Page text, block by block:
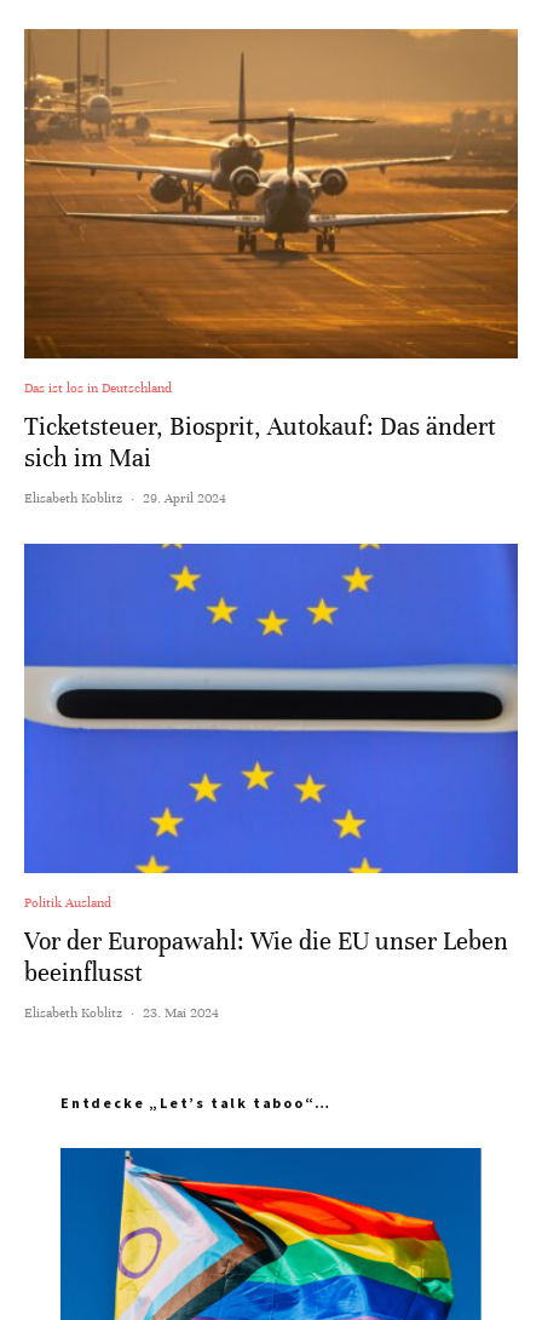
Das ist los in Deutschland
Ticketsteuer, Biosprit, Autokauf: Das ändert
sich im Mai
Elisabeth Koblitz · 29. April 2024
Politik Ausland
Vor der Europawahl: Wie die EU unser Leben
beeinflusst
Elisabeth Koblitz · 23. Mai 2024
Entdecke „Let’s talk taboo“…